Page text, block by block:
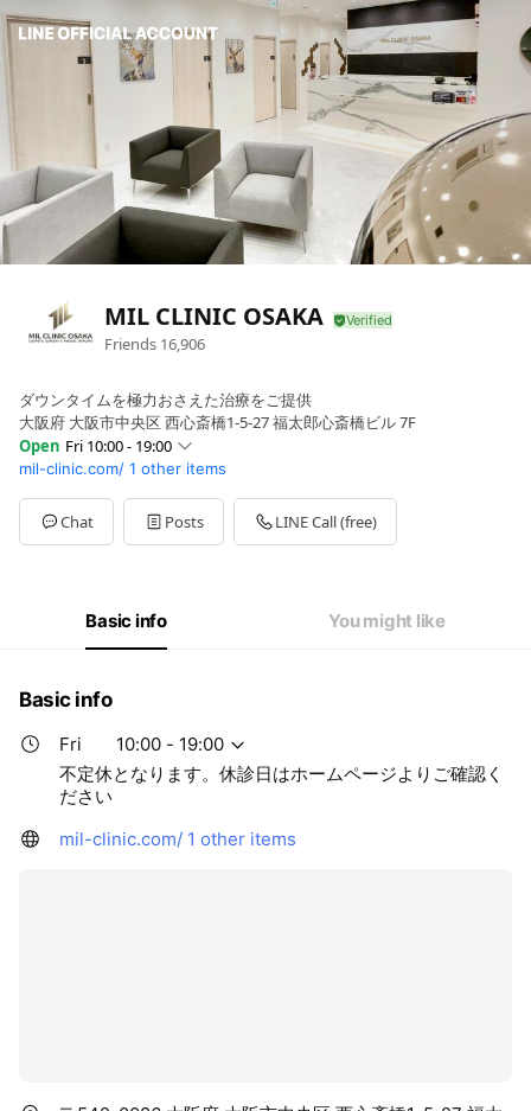
MIL CLINIC OSAKA
Friends 16,906
ダウンタイムを極力おさえた治療をご提供
大阪府 大阪市中央区 西心斎橋1-5-27 福太郎心斎橋ビル 7F
Open Fri 10:00 - 19:00
Sun10:00 - 19:00
Mon10:00 - 19:00
Tue10:00 - 19:00
Wed10:00 - 19:00
10:00 - 19:00
不定休となります。休診日はホームページよりご確認ください
mil-clinic.com/ 1 other items
Chat Posts LINE Call (free)
Basic info You might like
Basic info
Fri
10:00 - 19:00
不定休となります。休診日はホームページよりご確認く
ださい
mil-clinic.com/ 1 other items